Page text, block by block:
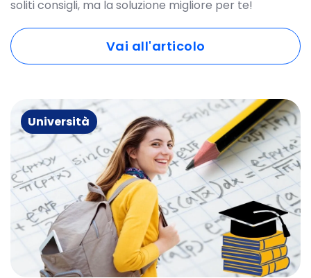
soliti consigli, ma la soluzione migliore per te!
Vai all'articolo
Università